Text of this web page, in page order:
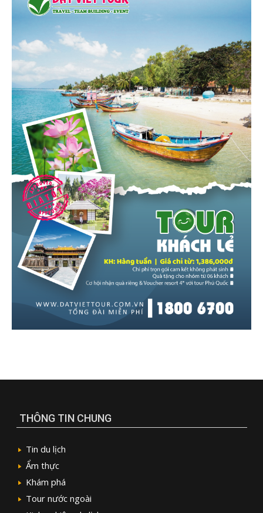
THÔNG TIN CHUNG
Tin du lịch
Ẩm thực
Khám phá
Tour nước ngoài